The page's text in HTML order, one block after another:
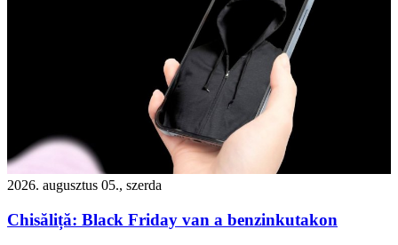
2026. augusztus 05., szerda
Chisăliță: Black Friday van a benzinkutakon